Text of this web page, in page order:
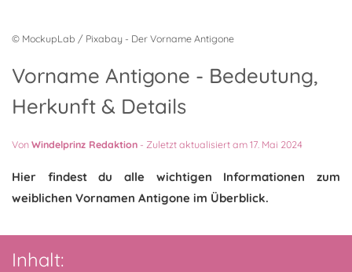
© MockupLab / Pixabay - Der Vorname Antigone
Vorname Antigone - Bedeutung,
Herkunft & Details
VonWindelprinz Redaktion - Zuletzt aktualisiert am 17. Mai 2024
Hier findest du alle wichtigen Informationen zum
weiblichen Vornamen Antigone im Überblick.
Inhalt: